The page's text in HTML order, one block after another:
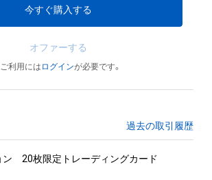
今すぐ購入する
オファーする
利用には ログインが必要です。
過去の取引履歴
　20枚限定トレーディングカード